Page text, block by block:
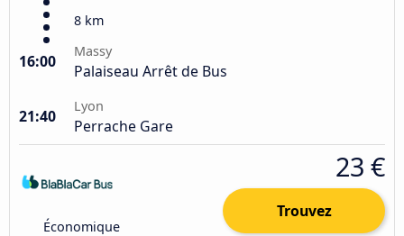
8 km
16:00
Massy
Palaiseau Arrêt de Bus
21:40
Lyon
Perrache Gare
Économique
23 €
Trouvez